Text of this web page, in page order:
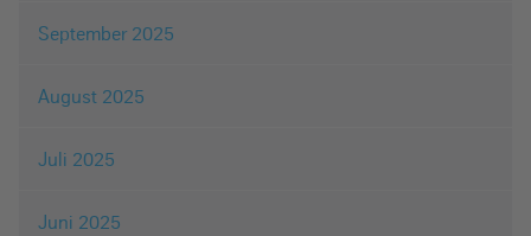
September 2025
August 2025
Juli 2025
Juni 2025